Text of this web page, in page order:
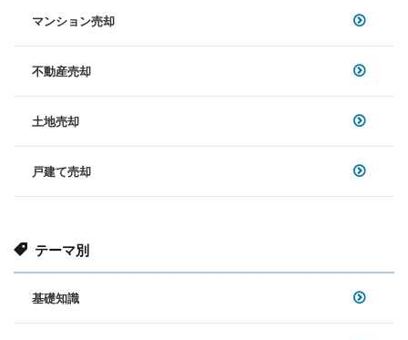
マンション売却
不動産売却
土地売却
戸建て売却
テーマ別
基礎知識